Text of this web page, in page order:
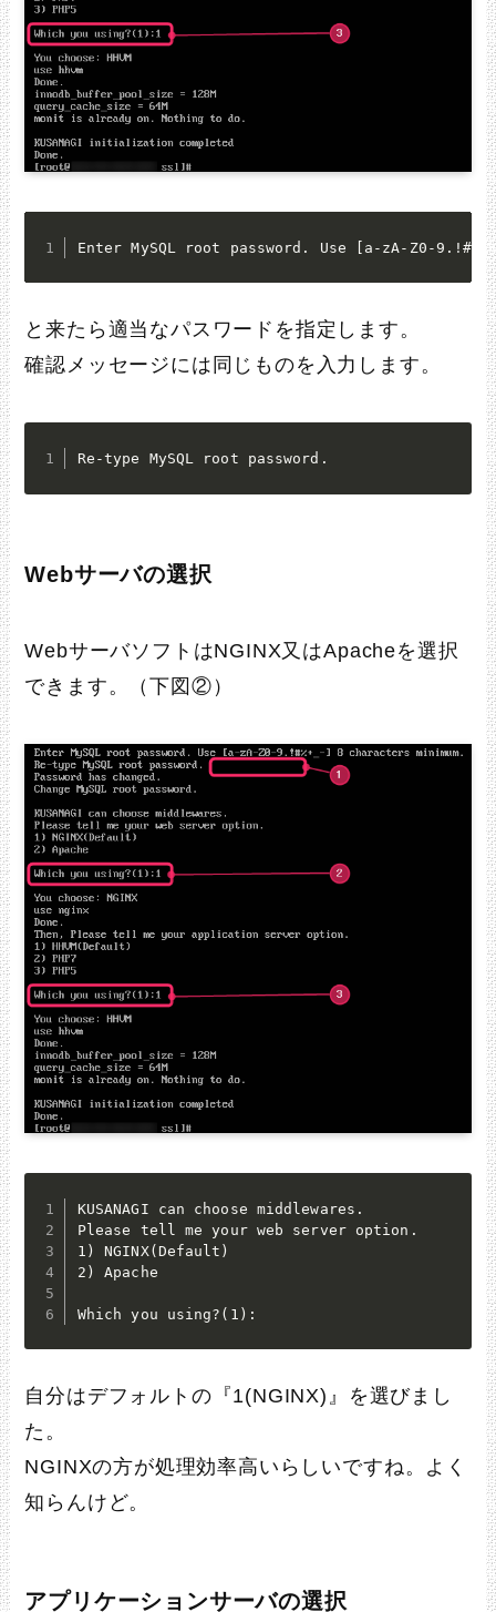
Enter MySQL root password. Use [a-zA-Z0-
と来たら適当なパスワードを指定します。
確認メッセージには同じものを入力します。
Re-type MySQL root password.
Webサーバの選択
WebサーバソフトはNGINX又はApacheを選択
できます。（下図②）
KUSANAGI can choose middlewares.
Please tell me your web server option.
1) NGINX(Default)
2) Apache
Which you using?(1):
自分はデフォルトの『1(NGINX)』を選びまし
た。
NGINXの方が処理効率高いらしいですね。よく
知らんけど。
アプリケーションサーバの選択